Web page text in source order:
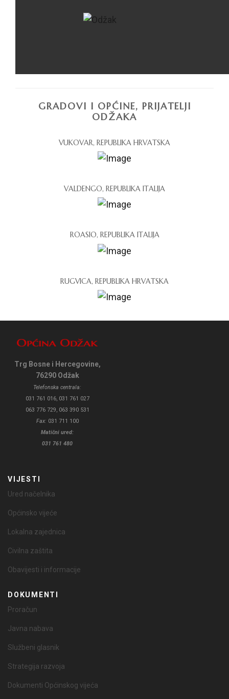
GRADOVI I OPĆINE, PRIJATELJI
ODŽAKA
VUKOVAR, REPUBLIKA HRVATSKA
VALDENGO, REPUBLIKA ITALIJA
ROASIO, REPUBLIKA ITALIJA
RUGVICA, REPUBLIKA HRVATSKA
Trg Bosne i Hercegovine,
76290 Odžak
Telefonska centrala:
031 761 016, 031 761 027
063 776 729, 063 390 531
Fax: 031 711 100
Matični ured:
031 761 480
VIJESTI
Ured načelnika
Općinsko vijeće
Lokalna zajednica
Civilna zaštita
Obavijesti i informacije
DOKUMENTI
Proračun
Javna nabava
Službeni glasnik
Strategija razvoja
Dokumenti Općinskog vijeća